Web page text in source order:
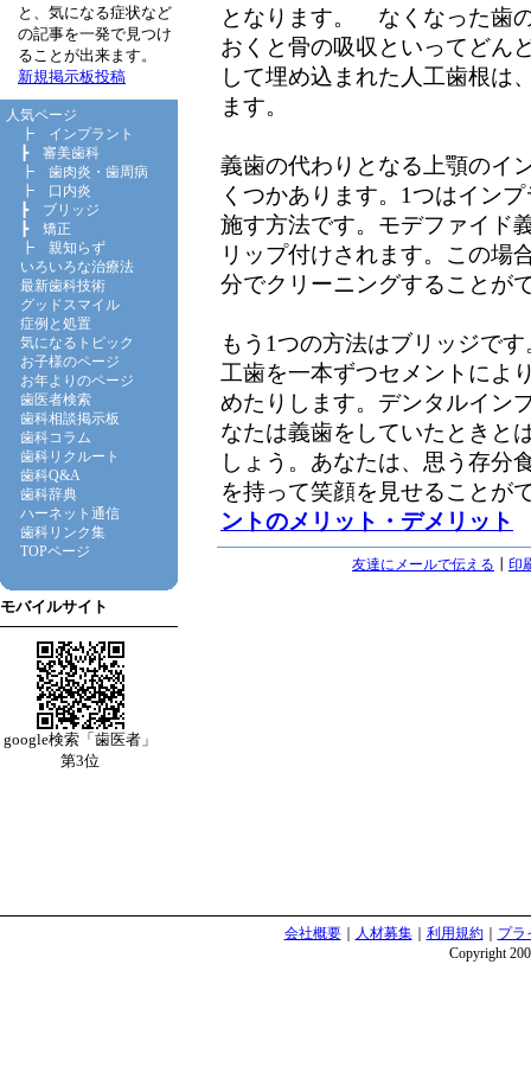
と、気になる症状など
の記事を一発で見つけ
ることが出来ます。
新規掲示板投稿
人気ページ
┣ インプラント
┣ 審美歯科
┣ 歯肉炎・歯周病
┣ 口内炎
┣ ブリッジ
┣ 矯正
┣ 親知らず
いろいろな治療法
最新歯科技術
グッドスマイル
症例と処置
気になるトピック
お子様のページ
お年よりのページ
歯医者検索
歯科相談掲示板
歯科コラム
歯科リクルート
歯科Q&A
歯科辞典
ハーネット通信
歯科リンク集
TOPページ
モバイルサイト
google検索「歯医者」
第3位
となります。 なくなった歯
おくと骨の吸収といってどん
して埋め込まれた人工歯根は
ます。
義歯の代わりとなる上顎のイ
くつかあります。1つはイン
施す方法です。モデファイド
リップ付けされます。この場
分でクリーニングすることが
もう1つの方法はブリッジで
工歯を一本ずつセメントによ
めたりします。デンタルイン
なたは義歯をしていたときと
しょう。あなたは、思う存分
を持って笑顔を見せることが
ントのメリット・デメリット
友達にメールで伝える 印
会社概要｜ 人材募集｜ 利用規約｜ プラ
Copyright